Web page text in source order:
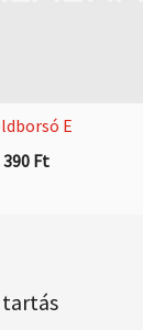
E
390 Ft